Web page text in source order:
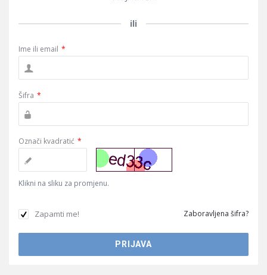
ili
Ime ili email *
Šifra *
Označi kvadratić *
Klikni na sliku za promjenu.
Zapamti me! Zaboravljena šifra?